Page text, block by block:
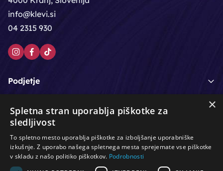
info@klevi.si
04 2315 930
Podjetje
Moj račun
Podpora strankam
×
Spletna stran uporablja piškotke za
sledljivost
To spletno mesto uporablja piškotke za izboljšanje uporabniške
izkušnje. Z uporabo našega spletnega mesta sprejemate vse piškotke
v skladu z našo politiko piškotkov. Podrobnosti